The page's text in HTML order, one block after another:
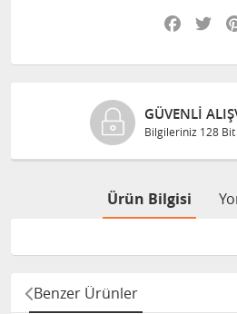
GÜVENLI
Bilgileriniz 128 Bit
Ürün Bilgisi
Benzer Ürünler